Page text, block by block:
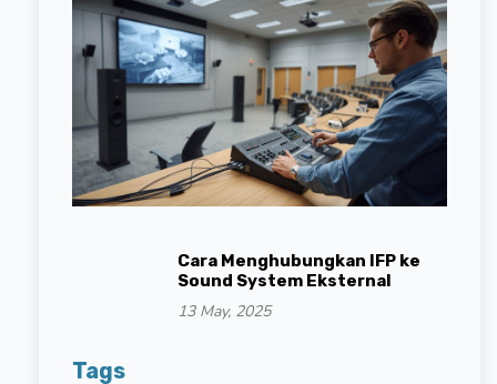
Cara Menghubungkan IFP ke
Sound System Eksternal
13 May, 2025
Tags